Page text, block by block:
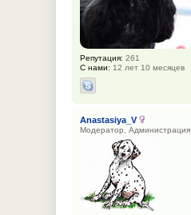
Репутация: 261
С нами: 12 лет 10 месяцев
Anastasiya_V
Модератор, Администрация